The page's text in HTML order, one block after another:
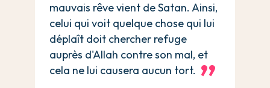
mauvais rêve vient de Satan. Ainsi,
celui qui voit quelque chose qui lui
déplaît doit chercher refuge
auprès d'Allah contre son mal, et
cela ne lui causera aucun tort.